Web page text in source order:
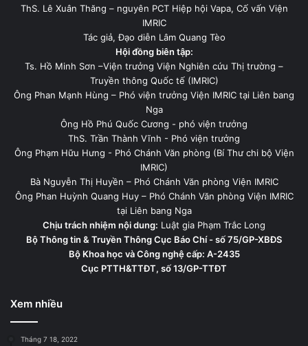
ThS. Lê Xuân Thăng – nguyên PCT Hiệp hội Vapa, Cố vấn Viện
IMRIC
Tác giả, Đạo diễn Lâm Quang Tèo
Hội đồng biên tập:
Ts. Hồ Minh Sơn –Viện trưởng Viện Nghiên cứu Thị trường –
Truyền thông Quốc tế (IMRIC)
Ông Phan Mạnh Hùng – Phó viện trưởng Viện IMRIC tại Liên bang
Nga
Ông Hồ Phú Quốc Cương - phó viện trưởng
ThS. Trần Thành Vĩnh - Phó viện trưởng
Ông Phạm Hữu Hưng - Phó Chánh Văn phòng (Bí Thư chi bộ Viện
IMRIC)
Bà Nguyễn Thị Huyền – Phó Chánh Văn phòng Viện IMRIC
Ông Phan Huỳnh Quang Huy – Phó Chánh Văn phòng Viện IMRIC
tại Liên bang Nga
Chịu trách nhiệm nội dung: Luật gia Phạm Trắc Long
Bộ Thông tin & Truyền Thông Cục Báo Chí - số 75/GP-XBĐS
Bộ Khoa học và Công nghệ cấp: A-2435
Cục PTTH&TTĐT, số 13/GP-TTĐT
Xem nhiều
Tháng 7 18, 2022